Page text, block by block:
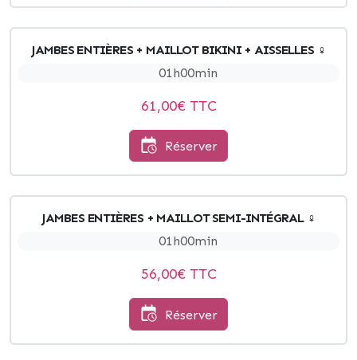
JAMBES ENTIÈRES + MAILLOT BIKINI + AISSELLES ♀
01h00min
61,00€ TTC
Réserver
JAMBES ENTIÈRES + MAILLOT SEMI-INTÉGRAL ♀
01h00min
56,00€ TTC
Réserver